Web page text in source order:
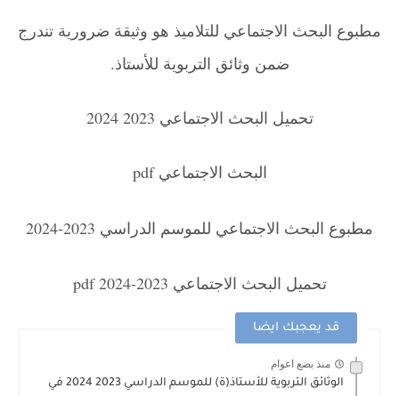
مطبوع البحث الاجتماعي للتلاميذ هو وثيقة ضرورية تندرج
ضمن وثائق التربوية للأستاذ.
تحميل البحث الاجتماعي 2023 2024
البحث الاجتماعي pdf
مطبوع البحث الاجتماعي للموسم الدراسي 2023-2024
تحميل البحث الاجتماعي 2023-2024 pdf
قد يعجبك ايضا
منذ بضع اعوام
الوثائق التربوية للأستاذ(ة) للموسم الدراسي 2023 2024 في